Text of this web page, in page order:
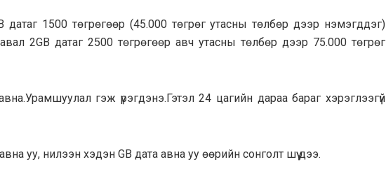
датаг 1500 төгрөгөөр (45.000 төгрөг утасны төлбөр дээр нэмэгддэг)
2GB датаг 2500 төгрөгөөр авч утасны төлбөр дээр 75.000 төгрөг
гэж үрэгдэнэ.Гэтэл 24 цагийн дараа бараг хэрэглээгүй
уу, нилээн хэдэн GB дата авна уу өөрийн сонголт шүү дээ.